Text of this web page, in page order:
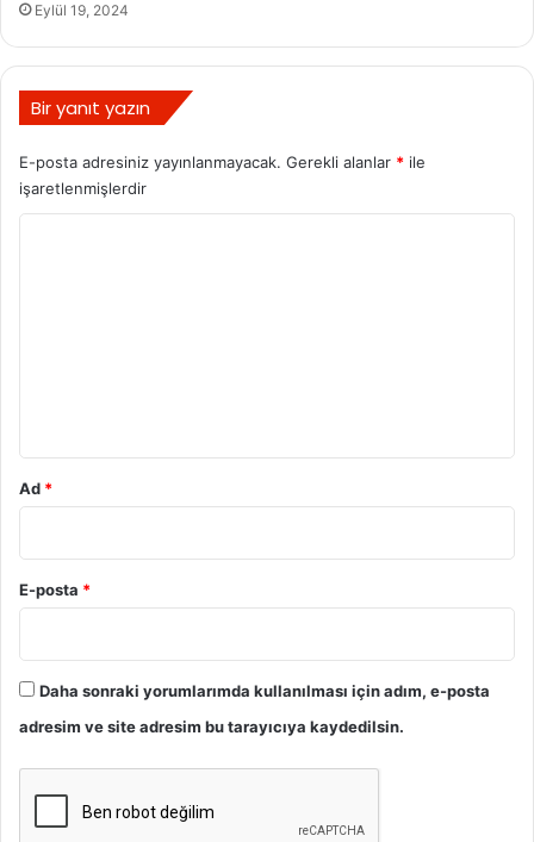
Eylül 19, 2024
Bir yanıt yazın
E-posta adresiniz yayınlanmayacak. Gerekli alanlar * ile
işaretlenmişlerdir
Ad *
E-posta *
Daha sonraki yorumlarımda kullanılması için adım, e-posta
adresim ve site adresim bu tarayıcıya kaydedilsin.